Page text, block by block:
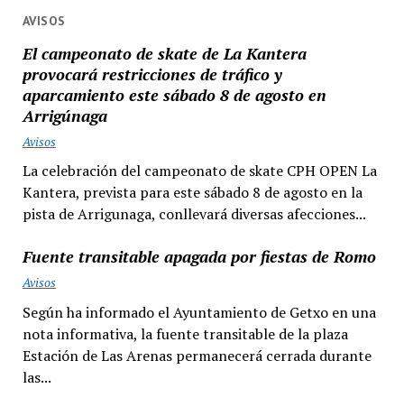
AVISOS
El campeonato de skate de La Kantera
provocará restricciones de tráfico y
aparcamiento este sábado 8 de agosto en
Arrigúnaga
Avisos
La celebración del campeonato de skate CPH OPEN La
Kantera, prevista para este sábado 8 de agosto en la
pista de Arrigunaga, conllevará diversas afecciones...
Fuente transitable apagada por fiestas de Romo
Avisos
Según ha informado el Ayuntamiento de Getxo en una
nota informativa, la fuente transitable de la plaza
Estación de Las Arenas permanecerá cerrada durante
las...